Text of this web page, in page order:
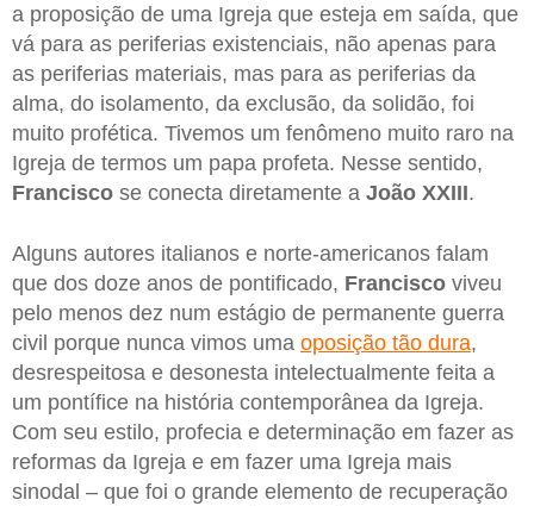
a proposição de uma Igreja que esteja em saída, que
vá para as periferias existenciais, não apenas para
as periferias materiais, mas para as periferias da
alma, do isolamento, da exclusão, da solidão, foi
muito profética. Tivemos um fenômeno muito raro na
Igreja de termos um papa profeta. Nesse sentido,
Francisco se conecta diretamente a João XXIII.
Alguns autores italianos e norte-americanos falam
que dos doze anos de pontificado, Francisco viveu
pelo menos dez num estágio de permanente guerra
civil porque nunca vimos uma oposição tão dura,
desrespeitosa e desonesta intelectualmente feita a
um pontífice na história contemporânea da Igreja.
Com seu estilo, profecia e determinação em fazer as
reformas da Igreja e em fazer uma Igreja mais
sinodal – que foi o grande elemento de recuperação